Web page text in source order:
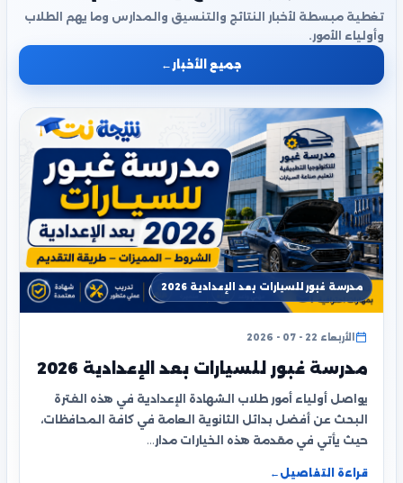
تغطية مبسطة لأخبار النتائج والتنسيق والمدارس وما يهم الطلاب
وأولياء الأمور.
جميع الأخبار ←
مدرسة غبور للسيارات بعد الإعدادية 2026
الأربعاء 22 - 07 - 2026
مدرسة غبور للسيارات بعد الإعدادية 2026
يواصل أولياء أمور طلاب الشهادة الإعدادية في هذه الفترة
البحث عن أفضل بدائل الثانوية العامة في كافة المحافظات،
حيث يأتي في مقدمة هذه الخيارات مدار…
قراءة التفاصيل ←